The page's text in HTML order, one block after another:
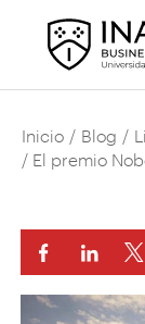
Inicio / Blog /
/ El premio